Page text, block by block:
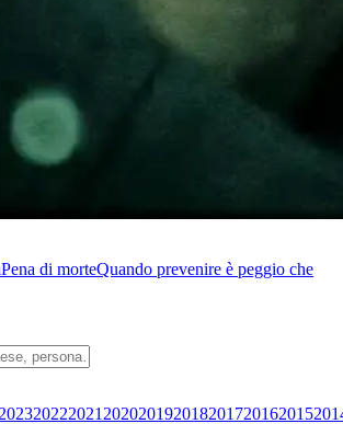
Pena di morteQuando prevenire è peggio che
202320222021 202020192018201720162015